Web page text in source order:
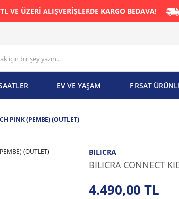
VE ÜZERİ ALIŞVERİŞLERDE KARGO BEDAVA!
EV VE YAŞAM FIRSAT
PINK (PEMBE) (OUTLET)
BILICRA
BILICRA CONNECT
4.490,00 TL